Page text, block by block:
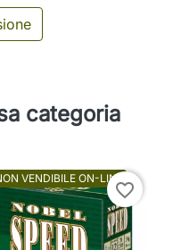
categoria
VENDIBILE ON-LINE
favorite_border